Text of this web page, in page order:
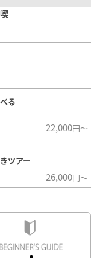
る
22,000円～
ツアー
26,000円～